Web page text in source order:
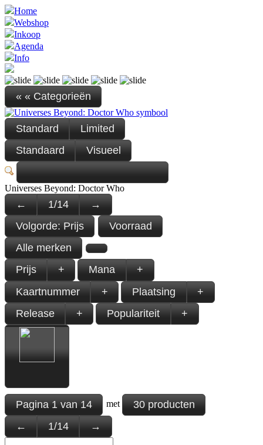
Home
Webshop
Inkoop
Agenda
Info
« « Categorieën
Standard
Limited
Standaard
Visueel
Universes Beyond: Doctor Who
← 1/14
→
Volgorde: Prijs
Voorraad
Alle merken
Prijs
+ Mana
+
Kaartnummer
+ Plaatsing
+
Release
+ Populariteit +
Pagina1van14 met
30 producten
←
1/14 →